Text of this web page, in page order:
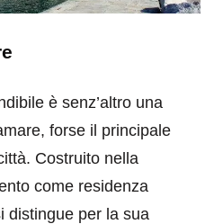
è senz’altro una
forse il principale
Costruito nella
come residenza
distingue per la sua